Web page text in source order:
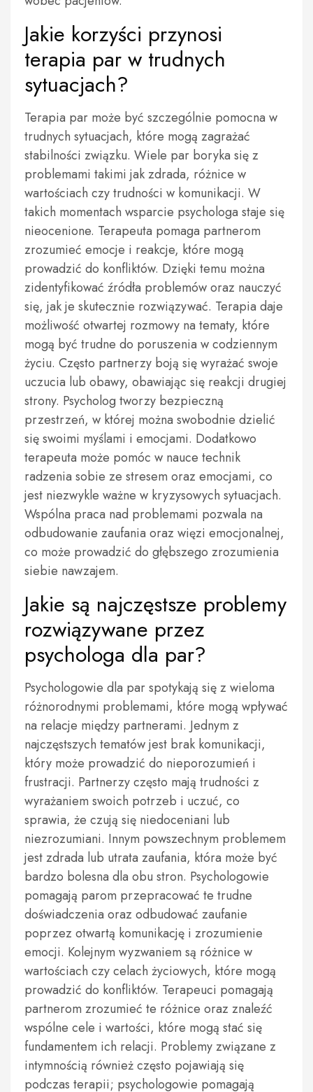
Jakie korzyści przynosi
terapia par w trudnych
sytuacjach?
Terapia par może być szczególnie pomocna w
trudnych sytuacjach, które mogą zagrażać
stabilności związku. Wiele par boryka się z
problemami takimi jak zdrada, różnice w
wartościach czy trudności w komunikacji. W
takich momentach wsparcie psychologa staje się
nieocenione. Terapeuta pomaga partnerom
zrozumieć emocje i reakcje, które mogą
prowadzić do konfliktów. Dzięki temu można
zidentyfikować źródła problemów oraz nauczyć
się, jak je skutecznie rozwiązywać. Terapia daje
możliwość otwartej rozmowy na tematy, które
mogą być trudne do poruszenia w codziennym
życiu. Często partnerzy boją się wyrażać swoje
uczucia lub obawy, obawiając się reakcji drugiej
strony. Psycholog tworzy bezpieczną
przestrzeń, w której można swobodnie dzielić
się swoimi myślami i emocjami. Dodatkowo
terapeuta może pomóc w nauce technik
radzenia sobie ze stresem oraz emocjami, co
jest niezwykle ważne w kryzysowych sytuacjach.
Wspólna praca nad problemami pozwala na
odbudowanie zaufania oraz więzi emocjonalnej,
co może prowadzić do głębszego zrozumienia
siebie nawzajem.
Jakie są najczęstsze problemy
rozwiązywane przez
psychologa dla par?
Psychologowie dla par spotykają się z wieloma
różnorodnymi problemami, które mogą wpływać
na relacje między partnerami. Jednym z
najczęstszych tematów jest brak komunikacji,
który może prowadzić do nieporozumień i
frustracji. Partnerzy często mają trudności z
wyrażaniem swoich potrzeb i uczuć, co
sprawia, że czują się niedoceniani lub
niezrozumiani. Innym powszechnym problemem
jest zdrada lub utrata zaufania, która może być
bardzo bolesna dla obu stron. Psychologowie
pomagają parom przepracować te trudne
doświadczenia oraz odbudować zaufanie
poprzez otwartą komunikację i zrozumienie
emocji. Kolejnym wyzwaniem są różnice w
wartościach czy celach życiowych, które mogą
prowadzić do konfliktów. Terapeuci pomagają
partnerom zrozumieć te różnice oraz znaleźć
wspólne cele i wartości, które mogą stać się
fundamentem ich relacji. Problemy związane z
intymnością również często pojawiają się
podczas terapii; psychologowie pomagają